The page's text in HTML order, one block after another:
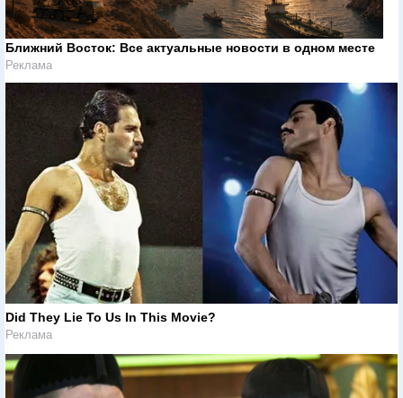
Ближний Восток: Все актуальные новости в одном месте
Реклама
Did They Lie To Us In This Movie?
Реклама